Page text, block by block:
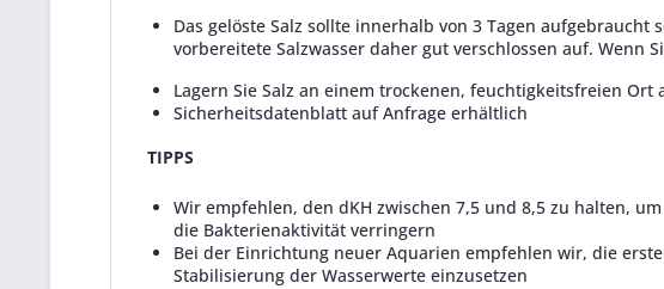
Das gelöste Salz sollte innerhalb von 3 Tagen aufgebraucht
vorbereitete Salzwasser daher gut verschlossen auf. Wenn
Lagern Sie Salz an einem trockenen, feuchtigkeitsfreien
Sicherheitsdatenblatt auf Anfrage erhältlich
TIPPS
Wir empfehlen, den dKH zwischen 7,5 und 8,5 zu halten,
die Bakterienaktivität verringern
Bei der Einrichtung neuer Aquarien empfehlen wir, die
Stabilisierung der Wasserwerte einzusetzen